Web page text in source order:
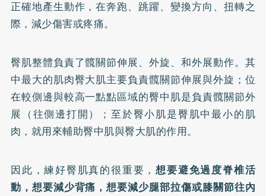
正確地產生動作，在奔跑、跳躍、變換方向、扭轉之
際，減少傷害或疼痛。
臀肌整體負責了髖關節伸展、外旋、和外展動作。其
中最大的肌肉臀大肌主要負責髖關節伸展與外旋；位
在較側邊與較高一點點區域的臀中肌是負責髖關節外
展（往側邊打開）；至於臀小肌是臀肌中最小的肌
肉，就用來輔助臀中肌與臀大肌的作用。
因此，練好臀肌真的很重要，想要避免過度脊椎活
動，想要減少背痛，想要減少腿部拉傷或膝關節往內